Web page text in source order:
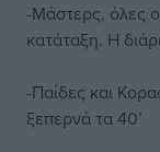
-Μάστερς, όλες
κατάταξη. Η
-Παίδες και
ξεπερνά τα 40’